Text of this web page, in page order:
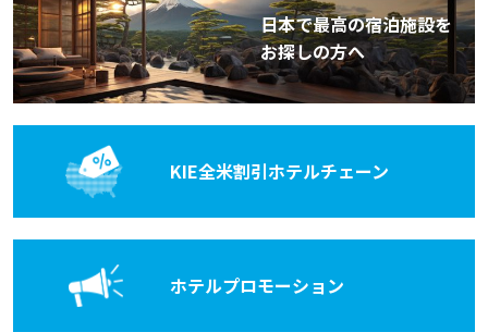
日本で最高の宿泊施設を
お探しの方へ
KIE全米割引ホテルチェーン
ホテルプロモーション